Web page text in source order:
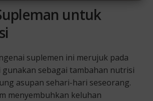
untuk
suplemen ini merujuk pada
gunakan sebagai tambahan nutrisi
asupan sehari-hari seseorang.
menyembuhkan keluhan